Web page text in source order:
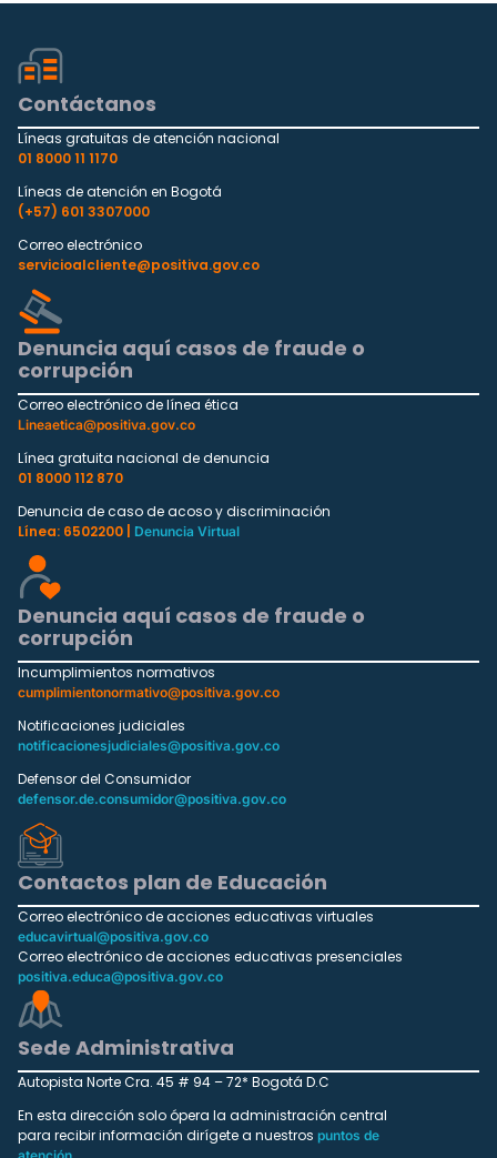
Contáctanos
Líneas gratuitas de atención nacional
01 8000 11 1170
Líneas de atención en Bogotá
(+57) 601 3307000
Correo electrónico
servicioalcliente@positiva.gov.co
Denuncia aquí casos de fraude o
corrupción
Correo electrónico de línea ética
Lineaetica@positiva.gov.co
Línea gratuita nacional de denuncia
01 8000 112 870
Denuncia de caso de acoso y discriminación
Línea: 6502200 |
Denuncia Virtual
Denuncia aquí casos de fraude o
corrupción
Incumplimientos normativos
cumplimientonormativo@positiva.gov.co
Notificaciones judiciales
notificacionesjudiciales@positiva.gov.co
Defensor del Consumidor
defensor.de.consumidor@positiva.gov.co
Contactos plan de Educación
Correo electrónico de acciones educativas virtuales
educavirtual@positiva.gov.co
Correo electrónico de acciones educativas presenciales
positiva.educa@positiva.gov.co
Sede Administrativa
Autopista Norte Cra. 45 # 94 – 72* Bogotá D.C
En esta dirección solo ópera la administración central
para recibir información dirígete a nuestros puntos de